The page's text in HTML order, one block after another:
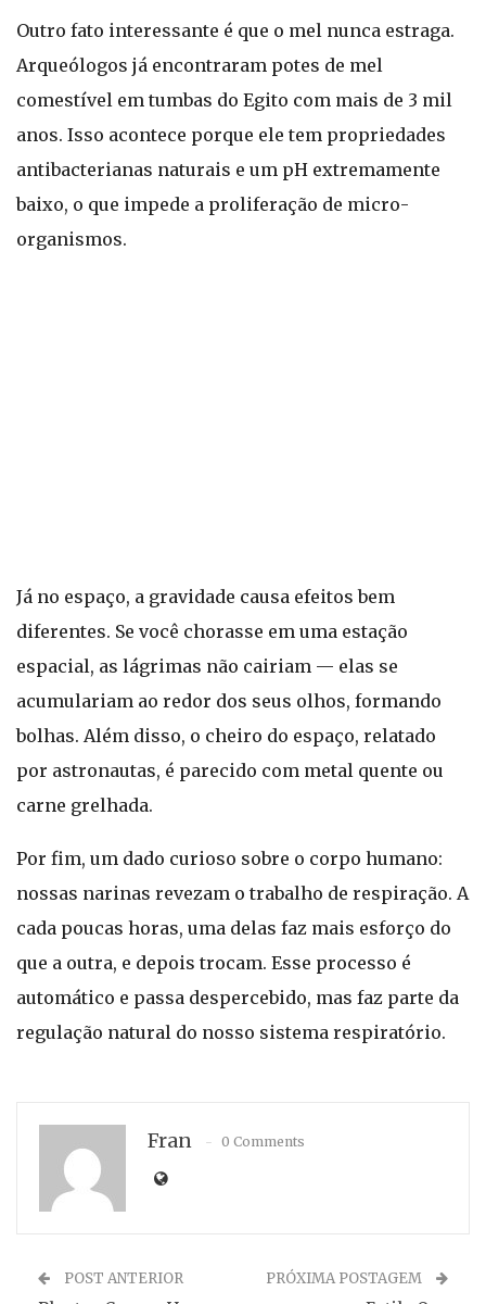
Outro fato interessante é que o mel nunca estraga.
Arqueólogos já encontraram potes de mel
comestível em tumbas do Egito com mais de 3 mil
anos. Isso acontece porque ele tem propriedades
antibacterianas naturais e um pH extremamente
baixo, o que impede a proliferação de micro-
organismos.
Já no espaço, a gravidade causa efeitos bem
diferentes. Se você chorasse em uma estação
espacial, as lágrimas não cairiam — elas se
acumulariam ao redor dos seus olhos, formando
bolhas. Além disso, o cheiro do espaço, relatado
por astronautas, é parecido com metal quente ou
carne grelhada.
Por fim, um dado curioso sobre o corpo humano:
nossas narinas revezam o trabalho de respiração. A
cada poucas horas, uma delas faz mais esforço do
que a outra, e depois trocam. Esse processo é
automático e passa despercebido, mas faz parte da
regulação natural do nosso sistema respiratório.
Fran 0 Comments
POST ANTERIOR PRÓXIMA POSTAGEM